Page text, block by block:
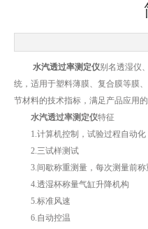
水汽透过率测定仪别名透湿仪
统，适用于塑料薄膜、复合膜等膜
节材料的技术指标，满足产品应用的
水汽透过率测定仪特征
1.计算机控制，试验过程自动化
2.三试样测试
3.间歇称重测量，每次测量前称
4.透湿杯称量气缸升降机构
5.标准风速
6.自动控温